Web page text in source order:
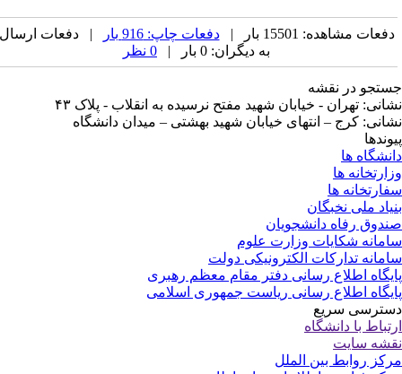
مشاهده: 15501 بار | دفعات چاپ: 916 بار
| دفعات ارسال
به دیگران: 0 بار |
در نقشه
تهران - خیابان شهید مفتح نرسیده به انقلاب - پلاک ۴۳
کرج – انتهای خیابان شهید بهشتی – میدان دانشگاه
ها
ها
ها
ملی نخبگان
رفاه دانشجویان
شکایات وزارت علوم
تدارکات الکترونیکی دولت
اطلاع رسانی دفتر مقام معظم رهبری
اطلاع رسانی ریاست جمهوری اسلامی
سریع
با دانشگاه
سایت
روابط بین الملل